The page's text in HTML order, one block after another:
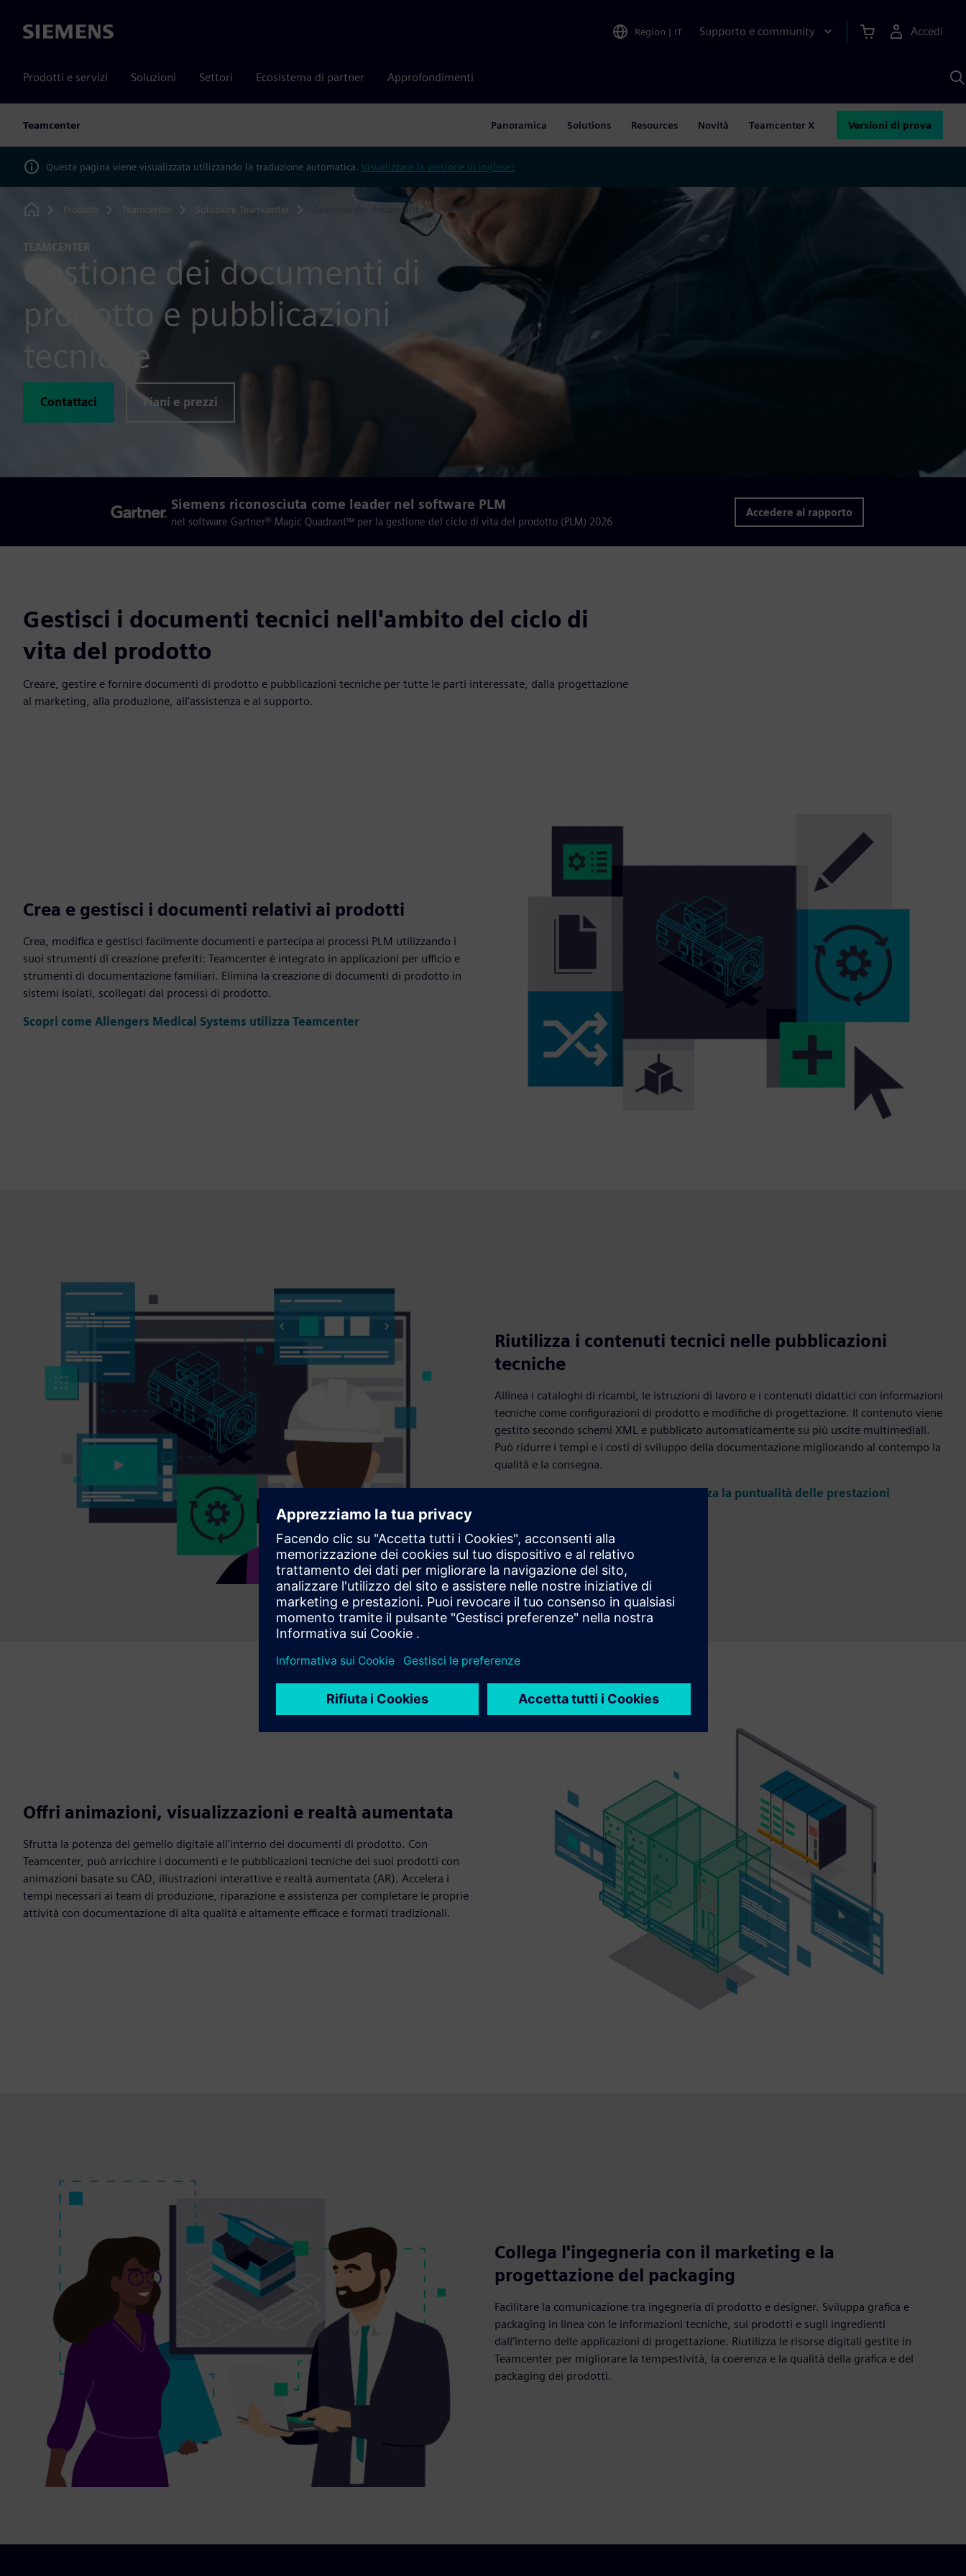
Siemens Region | IT Supporto e community Accedi
Prodotti e servizi Soluzioni Settori Ecosistema di partner Approfondimenti
Teamcenter Panoramica Solutions Resources Novità Teamcenter X Versioni di prova
Questa pagina viene visualizzata utilizzando la traduzione automatica. Visualizzare la versione in inglese?
Home
Prodotti Teamcenter Soluzioni Teamcenter Gestione dei documenti di prodotto
TEAMCENTER
Gestione dei documenti di
prodotto e pubblicazioni
tecniche
Contattaci Piani e prezzi
Siemens riconosciuta come leader nel software PLM
nel software Gartner® Magic Quadrant™ per la gestione del ciclo di vita del prodotto (PLM) 2026
Accedere al rapporto
Gestisci i documenti tecnici nell'ambito del ciclo di
vita del prodotto
Creare, gestire e fornire documenti di prodotto e pubblicazioni tecniche per tutte le parti interessate, dalla progettazione
al marketing, alla produzione, all'assistenza e al supporto.
Crea e gestisci i documenti relativi ai prodotti
Crea, modifica e gestisci facilmente documenti e partecipa ai processi PLM utilizzando i
suoi strumenti di creazione preferiti: Teamcenter è integrato in applicazioni per ufficio e
strumenti di documentazione familiari. Elimina la creazione di documenti di prodotto in
sistemi isolati, scollegati dai processi di prodotto.
Scopri come Allengers Medical Systems utilizza Teamcenter
Riutilizza i contenuti tecnici nelle pubblicazioni
tecniche
Allinea i cataloghi di ricambi, le istruzioni di lavoro e i contenuti didattici con informazioni
tecniche come configurazioni di prodotto e modifiche di progettazione. Il contenuto viene
gestito secondo schemi XML e pubblicato automaticamente su più uscite multimediali.
Può ridurre i tempi e i costi di sviluppo della documentazione migliorando al contempo la
qualità e la consegna.
Scopri come Siemens Mobility ottimizza la puntualità delle prestazioni
Offri animazioni, visualizzazioni e realtà aumentata
Sfrutta la potenza del gemello digitale all'interno dei documenti di prodotto. Con
Teamcenter, può arricchire i documenti e le pubblicazioni tecniche dei suoi prodotti con
animazioni basate su CAD, illustrazioni interattive e realtà aumentata (AR). Accelera i
tempi necessari ai team di produzione, riparazione e assistenza per completare le proprie
attività con documentazione di alta qualità e altamente efficace e formati tradizionali.
Collega l'ingegneria con il marketing e la
progettazione del packaging
Facilitare la comunicazione tra ingegneria di prodotto e designer. Sviluppa grafica e
packaging in linea con le informazioni tecniche, sui prodotti e sugli ingredienti
dall'interno delle applicazioni di progettazione. Riutilizza le risorse digitali gestite in
Teamcenter per migliorare la tempestività, la coerenza e la qualità della grafica e del
packaging dei prodotti.